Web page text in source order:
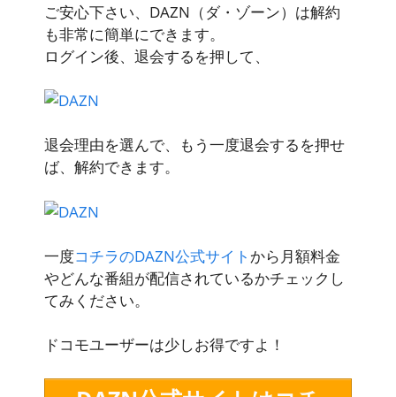
ご安心下さい、DAZN（ダ・ゾーン）は解約
も非常に簡単にできます。
ログイン後、退会するを押して、
退会理由を選んで、もう一度退会するを押せ
ば、解約できます。
一度コチラのDAZN公式サイト から月額料金
やどんな番組が配信されているかチェックし
てみください。
ドコモユーザーは少しお得ですよ！